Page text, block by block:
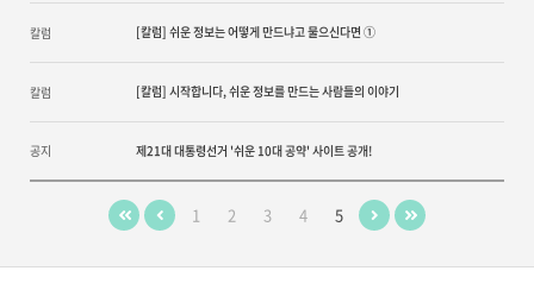
칼럼 [칼럼] 쉬운 정보는 어떻게 만드냐고 물으신다면 ①
칼럼 [칼럼] 시작합니다, 쉬운 정보를 만드는 사람들의 이야기
공지 제21대 대통령선거 '쉬운 10대 공약' 사이트 공개!
1 2 3 4 5